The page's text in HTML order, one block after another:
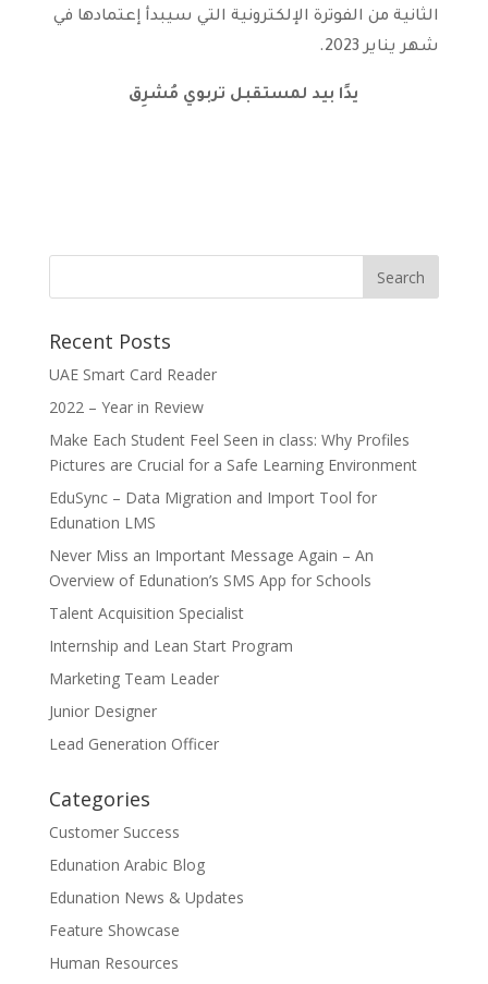
الثانية من الفوترة الإلكترونية التي سيبدأ إعتمادها في
شهر يناير 2023.
يدًا بيد لمستقبل تربوي مُشرِق
Recent Posts
UAE Smart Card Reader
2022 – Year in Review
Make Each Student Feel Seen in class: Why Profiles
Pictures are Crucial for a Safe Learning Environment
EduSync – Data Migration and Import Tool for
Edunation LMS
Never Miss an Important Message Again – An
Overview of Edunation’s SMS App for Schools
Talent Acquisition Specialist
Internship and Lean Start Program
Marketing Team Leader
Junior Designer
Lead Generation Officer
Categories
Customer Success
Edunation Arabic Blog
Edunation News & Updates
Feature Showcase
Human Resources